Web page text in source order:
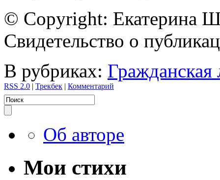
© Copyright: Екатерина
Свидетельство о
В рубриках: Гражданская
RSS 2.0 | Трекбек | Комментарий
Об авторе
Мои стихи